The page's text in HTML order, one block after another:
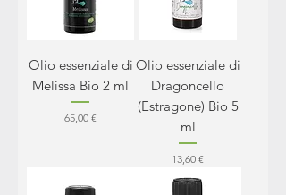
Olio essenziale di
Melissa Bio 2 ml
Prezzo
65,00 €
Olio essenziale di
Dragoncello
(Estragone) Bio 5
ml
Prezzo
13,60 €